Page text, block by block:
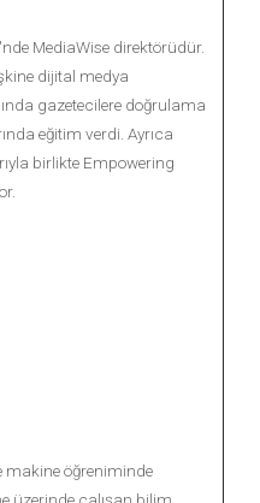
MediaWise direktörüdür.
dijital medya
gazetecilere doğrulama
eğitim verdi. Ayrıca
birlikte Empowering
makine öğreniminde